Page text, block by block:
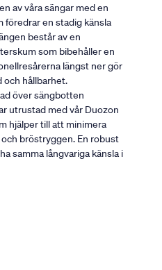
av våra sängar med en
föredrar en stadig känsla
består av en
som bibehåller en
längst ner gör
och hållbarhet.
över sängbotten
utrustad med vår Duozon
hjälper till att minimera
bröstryggen. En robust
samma långvariga känsla i